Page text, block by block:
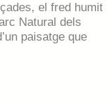
el fred humit
Natural dels
paisatge que